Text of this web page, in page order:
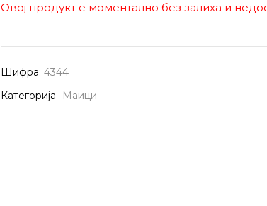
Овој продукт е моментално без залиха и
Шифра: 4344
Категорија
Маици